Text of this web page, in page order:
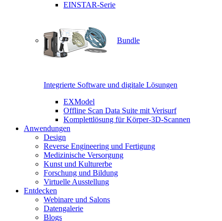
EINSTAR-Serie
Bundle
Integrierte Software und digitale Lösungen
EXModel
Offline Scan Data Suite mit Verisurf
Komplettlösung für Körper-3D-Scannen
Anwendungen
Design
Reverse Engineering und Fertigung
Medizinische Versorgung
Kunst und Kulturerbe
Forschung und Bildung
Virtuelle Ausstellung
Entdecken
Webinare und Salons
Datengalerie
Blogs